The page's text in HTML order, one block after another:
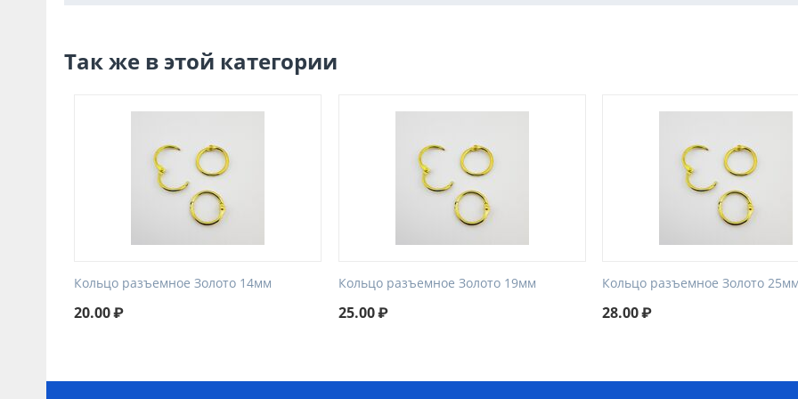
Так же в этой категории
Кольцо разъемное Золото 14мм
20.00₽
Кольцо разъемное Золото 19мм
25.00₽
Кольцо разъемное Золото
28.00₽